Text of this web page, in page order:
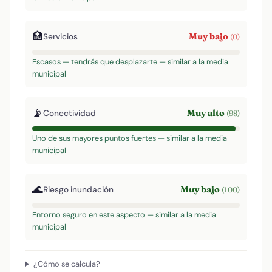
🏥Servicios Muy bajo (0)
Escasos — tendrás que desplazarte — similar a la media
municipal
📡Conectividad Muy alto (98)
Uno de sus mayores puntos fuertes — similar a la media
municipal
🌊Riesgo inundación Muy bajo (100)
Entorno seguro en este aspecto — similar a la media
municipal
¿Cómo se calcula?